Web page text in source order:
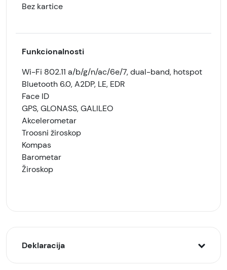
Bez kartice
Funkcionalnosti
Wi-Fi 802.11 a/b/g/n/ac/6e/7, dual-band, hotspot
Bluetooth 6.0, A2DP, LE, EDR
Face ID
GPS, GLONASS, GALILEO
Akcelerometar
Troosni žiroskop
Kompas
Barometar
Žiroskop
Deklaracija